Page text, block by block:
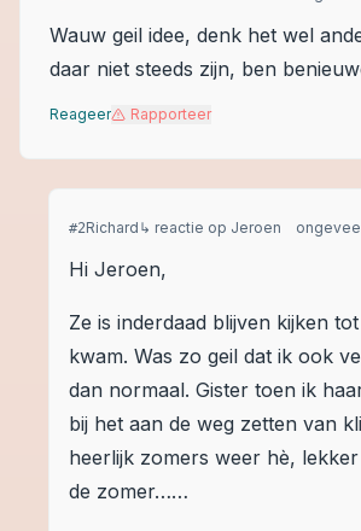
Wauw geil idee, denk het wel
daar niet steeds zijn, ben
Reageer Rapporteer
#2Richard ↳ reactie op Jeroen
Hi Jeroen,
Ze is inderdaad blijven kijken
kwam. Was zo geil dat ik ook
dan normaal. Gister toen ik
bij het aan de weg zetten van
heerlijk zomers weer hè,
de zomer……